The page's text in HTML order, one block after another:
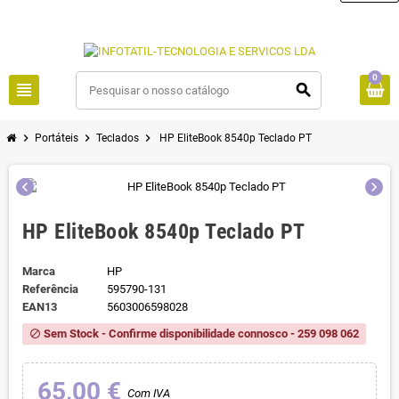
view_headline search
0
chevron_right Portáteis chevron_right Teclados chevron_right HP EliteBook 8540p Teclado PT
chevron_left chevron_right
HP EliteBook 8540p Teclado PT
Marca
HP
Referência
595790-131
EAN13
5603006598028
block Sem Stock - Confirme disponibilidade connosco - 259 098 062
65,00 € Com IVA